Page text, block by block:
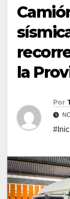
la
Por